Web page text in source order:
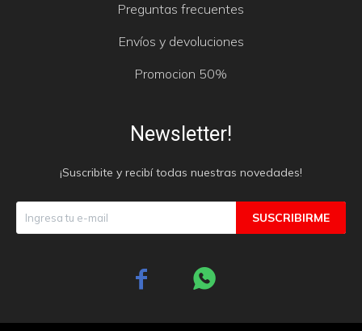
Preguntas frecuentes
Envíos y devoluciones
Promocion 50%
Newsletter!
¡Suscribite y recibí todas nuestras novedades!
SUSCRIBIRME
 